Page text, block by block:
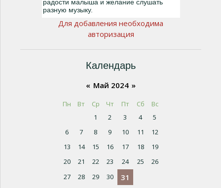
Для добавления необходима
авторизация
Календарь
« Май 2024 »
Пн Вт Ср Чт Пт Сб
Вс
1
2 3 4
5
6
7 8 9 10 11
12
13
14 15 16 17 18
19
20
21 22 23 24 25
26
27
28 29 30 31